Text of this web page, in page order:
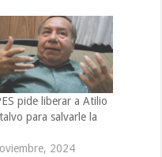
pide liberar a Atilio
para salvarle la
2024